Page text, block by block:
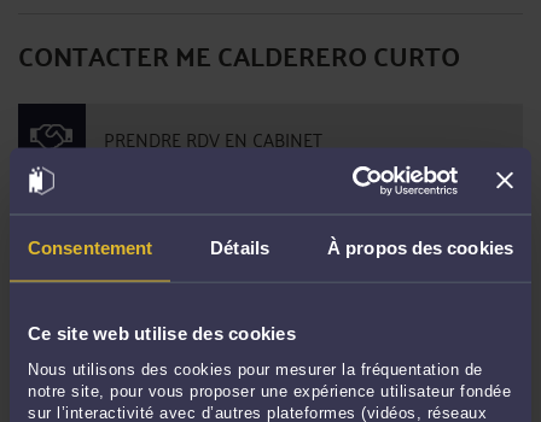
Consentement Détails À propos des cookies
Ce site web utilise des cookies
Nous utilisons des cookies pour mesurer la fréquentation de
notre site, pour vous proposer une expérience utilisateur fondée
sur l’interactivité avec d’autres plateformes (vidéos, réseaux
CONTACTER ME CALDERERO CURTO
PRENDRE RDV EN CABINET
CONSULTER PAR VIDÉO
POSER UNE QUESTION ÉCRITE